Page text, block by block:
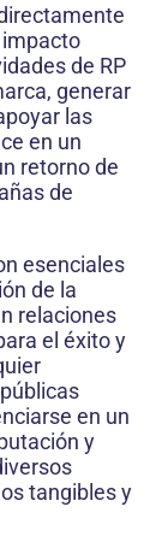
de RP
generar
las
en un
retorno de
de
esenciales
de la
relaciones
el éxito y
en un
y
tangibles y